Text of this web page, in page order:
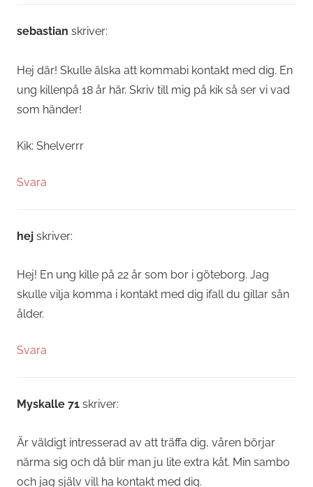
sebastian skriver:
Hej där! Skulle älska att kommabi kontakt med dig. En
ung killenpå 18 år här. Skriv till mig på kik så ser vi vad
som händer!
Kik: Shelverrr
Svara
hej skriver:
Hej! En ung kille på 22 år som bor i göteborg. Jag
skulle vilja komma i kontakt med dig ifall du gillar sån
ålder.
Svara
Myskalle 71 skriver:
Är väldigt intresserad av att träffa dig, våren börjar
närma sig och då blir man ju lite extra kåt. Min sambo
och jag själv vill ha kontakt med dig.